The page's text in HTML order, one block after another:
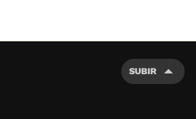
SUBIR